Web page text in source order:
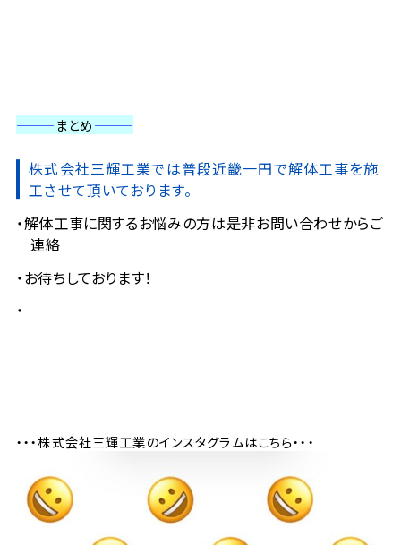
———まとめ———
株式会社三輝工業では普段近畿一円で解体工事を施
工させて頂いております。
解体工事に関するお悩みの方は是非お問い合わせからご
連絡
お待ちしております！
・・・株式会社三輝工業のインスタグラムはこちら・・・